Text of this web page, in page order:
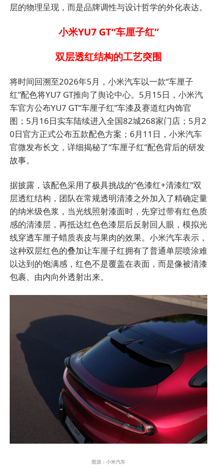
层的物理呈现，而是品牌调性与设计哲学的外化表达。
小米YU7 GT“车厘子红”
双层透红结构的工艺突围
将时间回溯至2026年5月，小米汽车以一款“车厘子
红”配色将YU7 GT推向了舆论中心。5月15日，小米汽
车官方公布YU7 GT“车厘子红”车漆及赛道红内饰官
图；5月16日实车陆续进入全国82城268家门店；5月2
0日官方正式公布五款配色方案；6月11日，小米汽车
官微发布长文，详细揭秘了“车厘子红”配色背后的研发
故事。
据披露，该配色采用了极具挑战的“色漆红+清漆红”双
层透红结构，团队在常规透明清漆之外加入了精确定量
的纳米级色浆，当光线照射漆面时，先穿过带有红色质
感的清漆层，再抵达红色色漆层后反射回人眼，模拟光
线穿透车厘子蜡质表皮与果肉的效果。小米汽车表示，
这种双层红色的叠加让车厘子红拥有了普通单层喷涂难
以达到的饱满感，红色不是覆盖在表面，而是像被清漆
包裹、由内向外透射出来。
图源：小米汽车